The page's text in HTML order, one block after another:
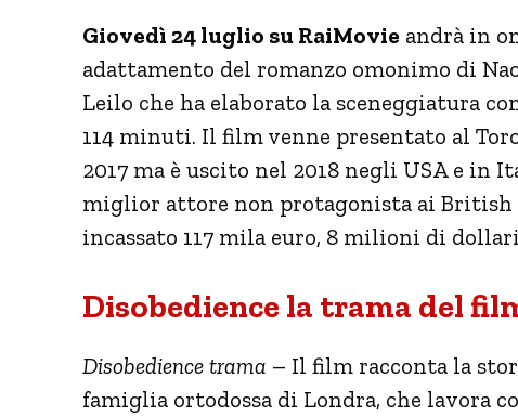
Giovedì 24 luglio su RaiMovie andrà in
adattamento del romanzo omonimo di
Leilo che ha elaborato la sceneggiatura
114 minuti. Il film venne presentato al
2017 ma è uscito nel 2018 negli USA e in
miglior attore non protagonista ai
incassato 117 mila euro, 8 milioni di
Disobedience la trama del
Disobedience trama – Il film racconta la
famiglia ortodossa di Londra, che lavora